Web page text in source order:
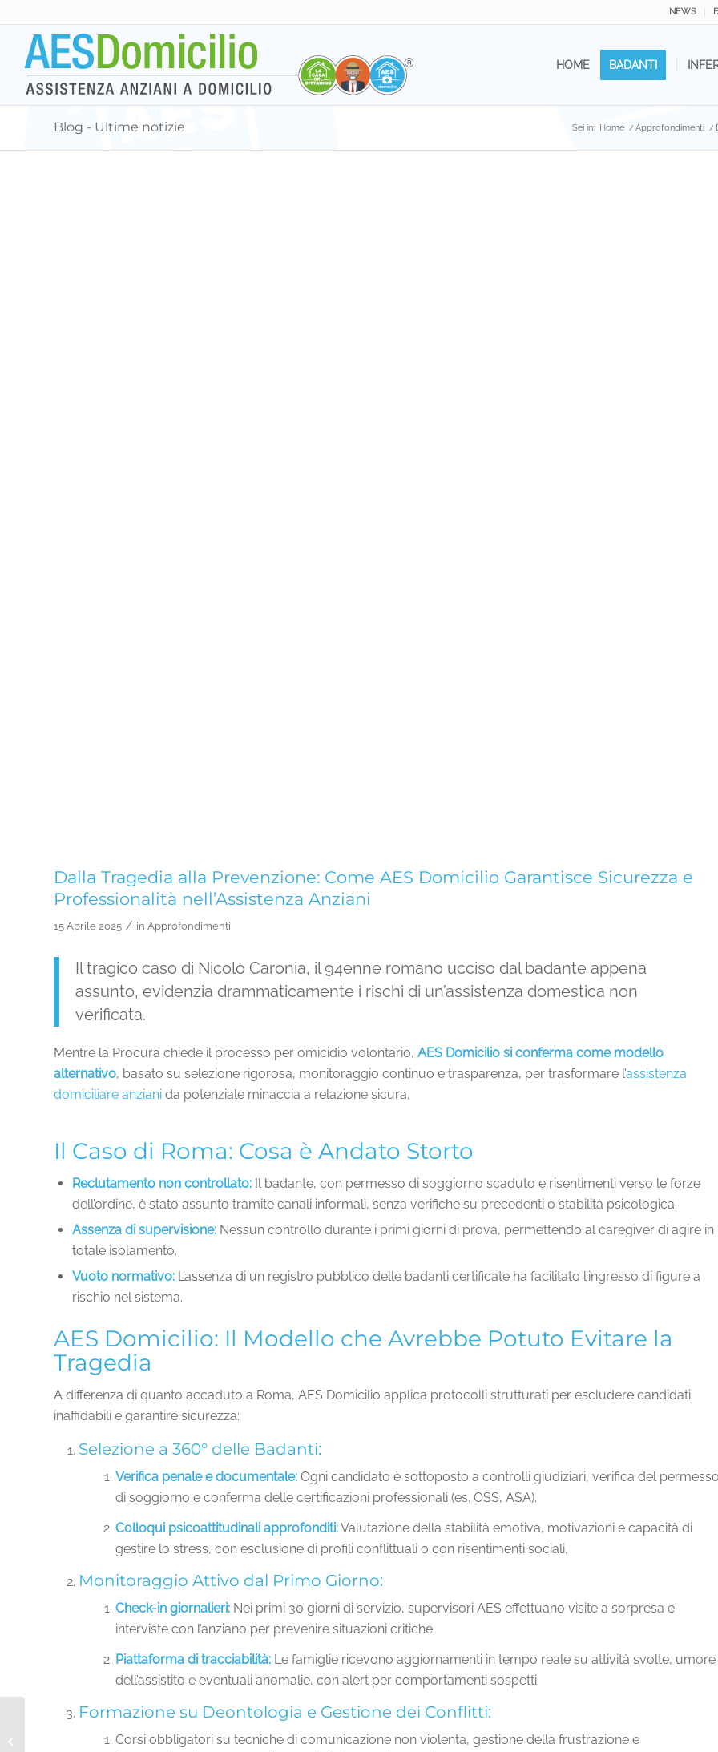
NEWS
HOME BADANTI
Blog - Ultime notizie Sei in: Home / Approfondimenti /
Dalla Tragedia alla Prevenzione: Come AES Domicilio Garantisce Sicurezza e
Professionalità nell’Assistenza Anziani
15 Aprile 2025 / in Approfondimenti
Il tragico caso di Nicolò Caronia, il 94enne romano ucciso dal badante appena
assunto, evidenzia drammaticamente i rischi di un’assistenza domestica non
verificata.
Mentre la Procura chiede il processo per omicidio volontario, AES Domicilio si conferma come modello
alternativo, basato su selezione rigorosa, monitoraggio continuo e trasparenza, per trasformare l’assistenza
domiciliare anziani da potenziale minaccia a relazione sicura.
Il Caso di Roma: Cosa è Andato Storto
Reclutamento non controllato: Il badante, con permesso di soggiorno scaduto e risentimenti verso le forze
dell’ordine, è stato assunto tramite canali informali, senza verifiche su precedenti o stabilità psicologica.
Assenza di supervisione: Nessun controllo durante i primi giorni di prova, permettendo al caregiver di agire in
totale isolamento.
Vuoto normativo: L’assenza di un registro pubblico delle badanti certificate ha facilitato l’ingresso di figure a
rischio nel sistema.
AES Domicilio: Il Modello che Avrebbe Potuto Evitare la
Tragedia
A differenza di quanto accaduto a Roma, AES Domicilio applica protocolli strutturati per escludere candidati
inaffidabili e garantire sicurezza:
Selezione a 360° delle Badanti:
Verifica penale e documentale: Ogni candidato è sottoposto a controlli giudiziari, verifica del
di soggiorno e conferma delle certificazioni professionali (es. OSS, ASA).
Colloqui psicoattitudinali approfonditi:Valutazione della stabilità emotiva, motivazioni e capacità di
gestire lo stress, con esclusione di profili conflittuali o con risentimenti sociali.
Monitoraggio Attivo dal Primo Giorno:
Check-in giornalieri: Nei primi 30 giorni di servizio, supervisori AES effettuano visite a sorpresa e
interviste con l’anziano per prevenire situazioni critiche.
Piattaforma di tracciabilità: Le famiglie ricevono aggiornamenti in tempo reale su attività svolte, umore
dell’assistito e eventuali anomalie, con alert per comportamenti sospetti.
Formazione su Deontologia e Gestione dei Conflitti:
Corsi obbligatori su tecniche di comunicazione non violenta, gestione della frustrazione e
Dall’Abuso alla
Protezione: Come AES